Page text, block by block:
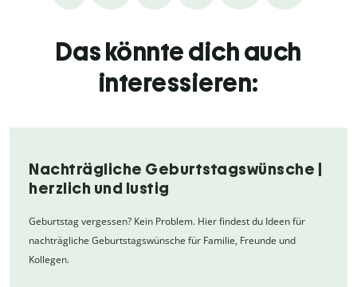
Das könnte dich auch
interessieren:
Nachträgliche Geburtstagswünsche |
herzlich und lustig
Geburtstag vergessen? Kein Problem. Hier findest du Ideen für
nachträgliche Geburtstagswünsche für Familie, Freunde und
Kollegen.